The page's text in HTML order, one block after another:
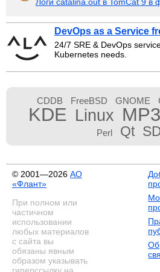
DevOps as a Service
24/7 SRE & DevOps
Kubernetes needs.
CDDB FreeBSD GNOME
KDE Linux MP3
Perl
Qt
© 2001—2026 АО
«Флант»
При полном или
частичном
использовании
любых материалов
с сайта вы
обязаны явным
образом указывать